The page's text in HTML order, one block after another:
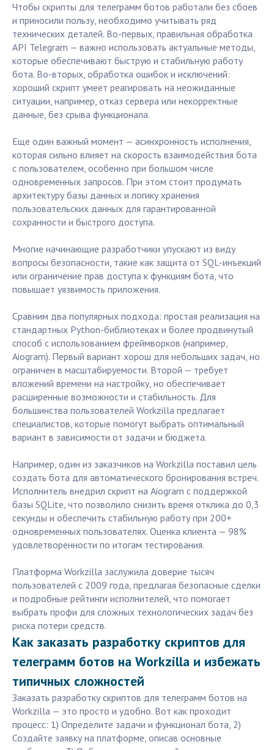
Чтобы скрипты для телеграмм ботов работали без сбоев
и приносили пользу, необходимо учитывать ряд
технических деталей. Во-первых, правильная обработка
API Telegram — важно использовать актуальные методы,
которые обеспечивают быструю и стабильную работу
бота. Во-вторых, обработка ошибок и исключений:
хороший скрипт умеет реагировать на неожиданные
ситуации, например, отказ сервера или некорректные
данные, без срыва функционала.
Еще один важный момент — асинхронность исполнения,
которая сильно влияет на скорость взаимодействия бота
с пользователем, особенно при большом числе
одновременных запросов. При этом стоит продумать
архитектуру базы данных и логику хранения
пользовательских данных для гарантированной
сохранности и быстрого доступа.
Многие начинающие разработчики упускают из виду
вопросы безопасности, такие как защита от SQL-инъекций
или ограничение прав доступа к функциям бота, что
повышает уязвимость приложения.
Сравним два популярных подхода: простая реализация на
стандартных Python-библиотеках и более продвинутый
способ с использованием фреймворков (например,
Aiogram). Первый вариант хорош для небольших задач, но
ограничен в масштабируемости. Второй — требует
вложений времени на настройку, но обеспечивает
расширенные возможности и стабильность. Для
большинства пользователей Workzilla предлагает
специалистов, которые помогут выбрать оптимальный
вариант в зависимости от задачи и бюджета.
Например, один из заказчиков на Workzilla поставил цель
создать бота для автоматического бронирования встреч.
Исполнитель внедрил скрипт на Aiogram с поддержкой
базы SQLite, что позволило снизить время отклика до 0,3
секунды и обеспечить стабильную работу при 200+
одновременных пользователях. Оценка клиента — 98%
удовлетворенности по итогам тестирования.
Платформа Workzilla заслужила доверие тысяч
пользователей с 2009 года, предлагая безопасные сделки
и подробные рейтинги исполнителей, что помогает
выбрать профи для сложных технологических задач без
риска потери средств.
Как заказать разработку скриптов для
телеграмм ботов на Workzilla и избежать
типичных сложностей
Заказать разработку скриптов для телеграмм ботов на
Workzilla — это просто и удобно. Вот как проходит
процесс: 1) Определите задачи и функционал бота, 2)
Создайте заявку на платформе, описав основные